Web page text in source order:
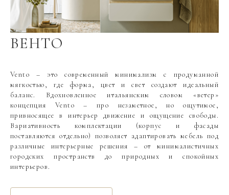
ВЕНТО
Vento – это современный минимализм с продуманной
мягкостью, где форма, цвет и свет создают идеальный
баланс. Вдохновленное итальянским словом «ветер»
концепция Vento – про незаметное, но ощутимое,
привносящее в интерьер движение и ощущение свободы.
Вариативность комплектации (корпус и фасады
поставляются отдельно) позволяет адаптировать мебель под
различные интерьерные решения – от минималистичных
городских пространств до природных и спокойных
интерьеров.